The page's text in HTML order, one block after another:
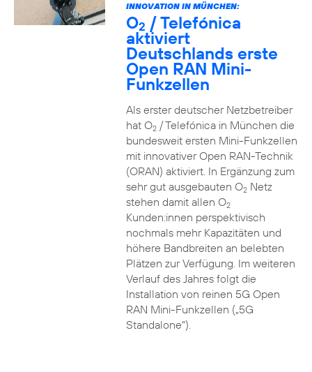
INNOVATION IN MÜNCHEN:
O2 / Telefónica
aktiviert
Deutschlands erste
Open RAN Mini-
Funkzellen
Als erster deutscher Netzbetreiber
hat O2/ Telefónica in München die
bundesweit ersten Mini-Funkzellen
mit innovativer Open RAN-Technik
(ORAN) aktiviert. In Ergänzung zum
sehr gut ausgebauten O2Netz
stehen damit allen O2
Kunden:innen perspektivisch
nochmals mehr Kapazitäten und
höhere Bandbreiten an belebten
Plätzen zur Verfügung. Im weiteren
Verlauf des Jahres folgt die
Installation von reinen 5G Open
RAN Mini-Funkzellen („5G
Standalone“).